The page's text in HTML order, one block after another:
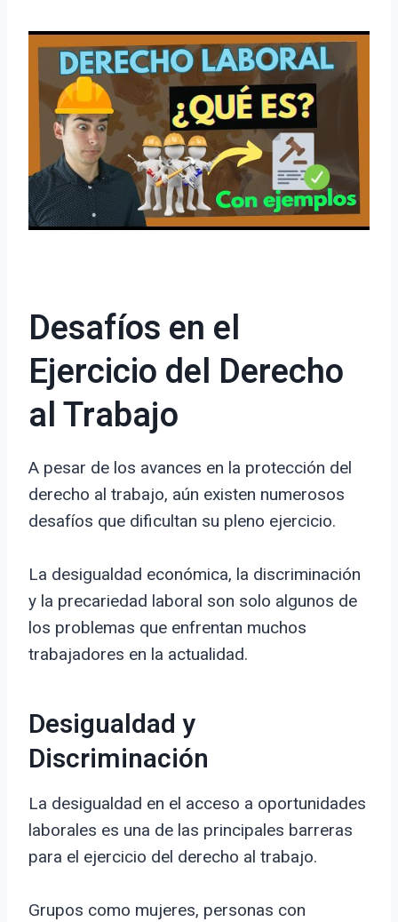
Desafíos en el
Ejercicio del Derecho
al Trabajo
A pesar de los avances en la protección del
derecho al trabajo, aún existen numerosos
desafíos que dificultan su pleno ejercicio.
La desigualdad económica, la discriminación
y la precariedad laboral son solo algunos de
los problemas que enfrentan muchos
trabajadores en la actualidad.
Desigualdad y
Discriminación
La desigualdad en el acceso a oportunidades
laborales es una de las principales barreras
para el ejercicio del derecho al trabajo.
Grupos como mujeres, personas con